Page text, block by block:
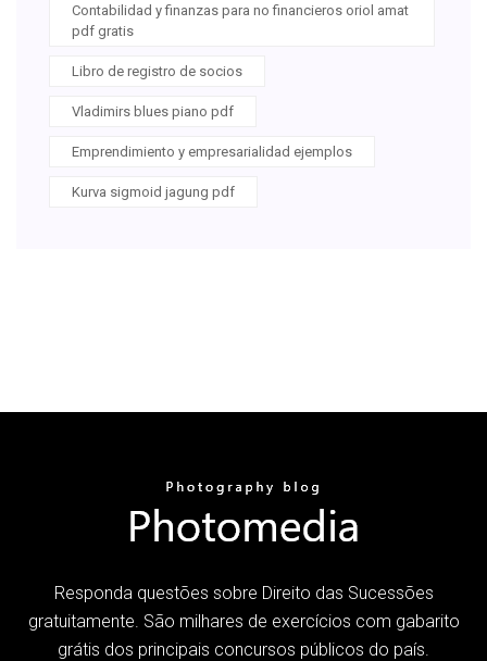
Contabilidad y finanzas para no financieros oriol amat
pdf gratis
Libro de registro de socios
Vladimirs blues piano pdf
Emprendimiento y empresarialidad ejemplos
Kurva sigmoid jagung pdf
Responda questões sobre Direito das Sucessões
gratuitamente. São milhares de exercícios com gabarito
grátis dos principais concursos públicos do país.